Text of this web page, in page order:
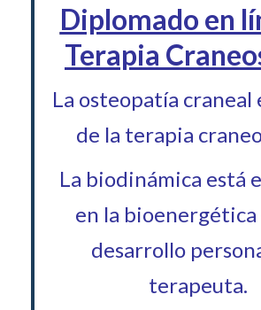
Diplomado en
Terapia
La osteopatía craneal
de la terapia
La biodinámica está
en la bioenergética
desarrollo
terapeuta.